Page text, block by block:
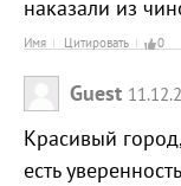
наказали из
Имя Цитировать 0
Guest
Красивый
есть